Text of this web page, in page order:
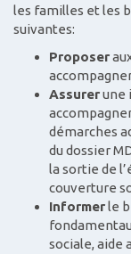
les familles et les
suivantes:
Proposer
Assurerune
démarches
du dossier
la sortie de
couverture
Informer le
sociale, aide